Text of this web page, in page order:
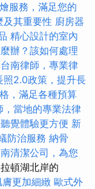
服務，滿足您的
及其重要性 廚房器
精心設計的室內
辦？該如何處理
台南律師，專業律
照2.0政策，提升長
，滿足各種預算
，當地的專業法律
覺體驗更方便 新
防治服務 納骨
清潔公司，為您
頓湖北岸的
更加細緻 歐式外